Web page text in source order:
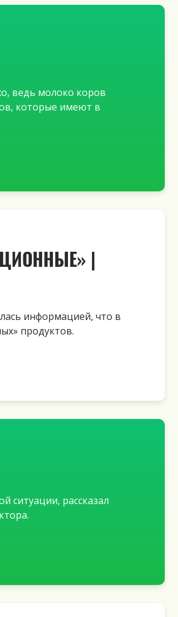
ведь молоко коров
которые имеют в
|
информацией, что в
продуктов.
ситуации, рассказал